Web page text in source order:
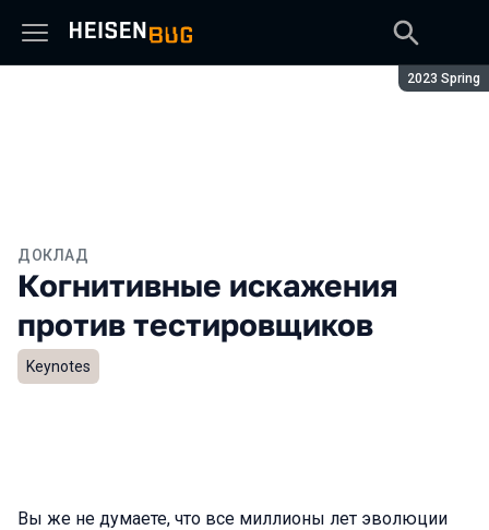
Сезон:
2023 Spring
ДОКЛАД
Когнитивные искажения
против тестировщиков
Keynotes
Вы же не думаете, что все миллионы лет эволюции